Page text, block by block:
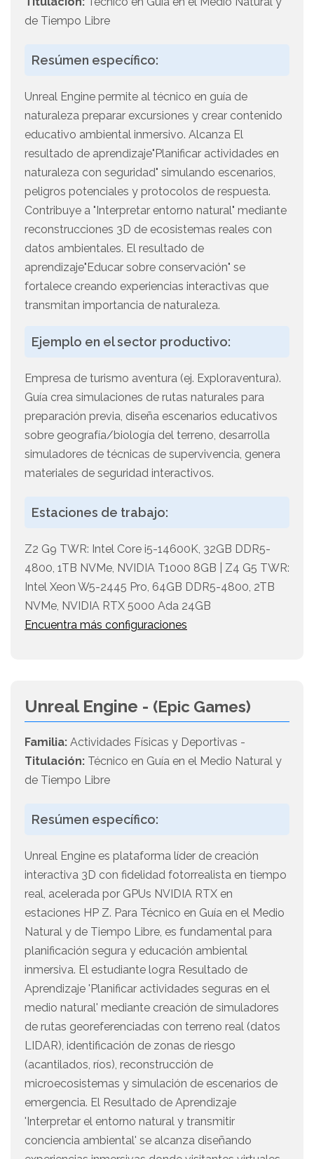
de Tiempo Libre
Resúmen específico:
Unreal Engine permite al técnico en guía de
naturaleza preparar excursiones y crear contenido
educativo ambiental inmersivo. Alcanza El
resultado de aprendizaje"Planificar actividades en
naturaleza con seguridad" simulando escenarios,
peligros potenciales y protocolos de respuesta.
Contribuye a "Interpretar entorno natural" mediante
reconstrucciones 3D de ecosistemas reales con
datos ambientales. El resultado de
aprendizaje"Educar sobre conservación" se
fortalece creando experiencias interactivas que
transmitan importancia de naturaleza.
Ejemplo en el sector productivo:
Empresa de turismo aventura (ej. Exploraventura).
Guía crea simulaciones de rutas naturales para
preparación previa, diseña escenarios educativos
sobre geografía/biología del terreno, desarrolla
simuladores de técnicas de supervivencia, genera
materiales de seguridad interactivos.
Estaciones de trabajo:
Z2 G9 TWR: Intel Core i5-14600K, 32GB DDR5-
4800, 1TB NVMe, NVIDIA T1000 8GB | Z4 G5 TWR:
Intel Xeon W5-2445 Pro, 64GB DDR5-4800, 2TB
NVMe, NVIDIA RTX 5000 Ada 24GB
Encuentra más configuraciones
Unreal Engine - (Epic Games)
Familia: Actividades Físicas y Deportivas -
Titulación: Técnico en Guía en el Medio Natural y
de Tiempo Libre
Resúmen específico:
Unreal Engine es plataforma líder de creación
interactiva 3D con fidelidad fotorrealista en tiempo
real, acelerada por GPUs NVIDIA RTX en
estaciones HP Z. Para Técnico en Guía en el Medio
Natural y de Tiempo Libre, es fundamental para
planificación segura y educación ambiental
inmersiva. El estudiante logra Resultado de
Aprendizaje 'Planificar actividades seguras en el
medio natural' mediante creación de simuladores
de rutas georeferenciadas con terreno real (datos
LIDAR), identificación de zonas de riesgo
(acantilados, ríos), reconstrucción de
microecosistemas y simulación de escenarios de
emergencia. El Resultado de Aprendizaje
'Interpretar el entorno natural y transmitir
conciencia ambiental' se alcanza diseñando